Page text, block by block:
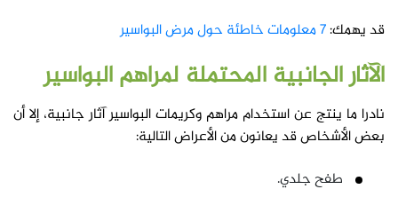
قد يهمك:7 معلومات خاطئة حول مرض البواسير
الآثار الجانبية المحتملة لمراهم البواسير
نادرا ما ينتج عن استخدام مراهم وكريمات البواسير آثار جانبية، إلا أن
بعض الأشخاص قد يعانون من الأعراض التالية:
طفح جلدي.